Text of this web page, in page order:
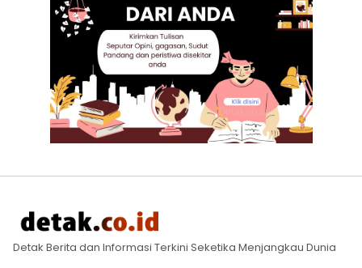
Detak Berita dan Informasi Terkini Seketika Menjangkau Dunia